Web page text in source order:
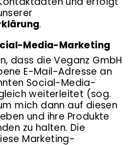
und erfolgt
.
Media-Marketing
dass die Veganz GmbH
E-Mail-Adresse an
Social-Media-
weiterleitet (sog.
mich dann auf diesen
und ihre Produkte
zu halten. Die
Marketing-